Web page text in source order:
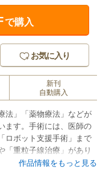
で購入
お気に入り
新刊
自動購入
法」「薬物療法」などが
ます。手術には、医師の
ロボット支援手術」まで
「重粒子線治療」があり
療法」もあります。治療
作品情報をもっと見る